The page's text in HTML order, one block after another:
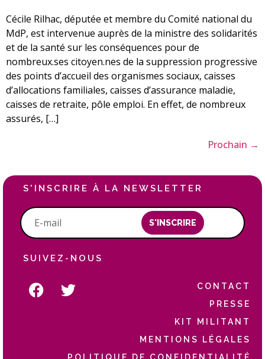
Cécile Rilhac, députée et membre du Comité national du
MdP, est intervenue auprès de la ministre des solidarités
et de la santé sur les conséquences pour de
nombreux.ses citoyen.nes de la suppression progressive
des points d’accueil des organismes sociaux, caisses
d’allocations familiales, caisses d’assurance maladie,
caisses de retraite, pôle emploi. En effet, de nombreux
assurés, […]
Prochain →
S'INSCRIRE À LA NEWSLETTER
S'INSCRIRE
SUIVEZ-NOUS
CONTACT
PRESSE
KIT MILITANT
MENTIONS LÉGALES
POLITIQUE DE CONFIDENTIALITÉ